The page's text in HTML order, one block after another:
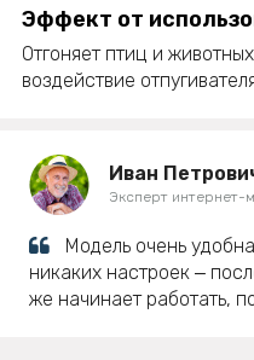
Эффект от
Отгоняет птиц и
воздействие
Иван
Эксперт интернет-
Модель очень
никаких настроек ‒
же начинает работать,